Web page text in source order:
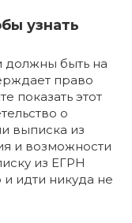
узнать
должны быть на
право
показать этот
о
выписка из
и возможности
из ЕГРН
и идти никуда не